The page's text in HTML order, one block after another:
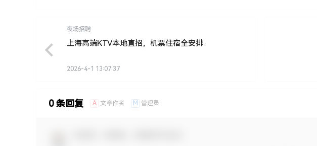
夜场招聘
上海高端KTV本地直招，机票住宿全安排·
2026-4-1 13:07:37
0 条回复 A 文章作者 M 管理员